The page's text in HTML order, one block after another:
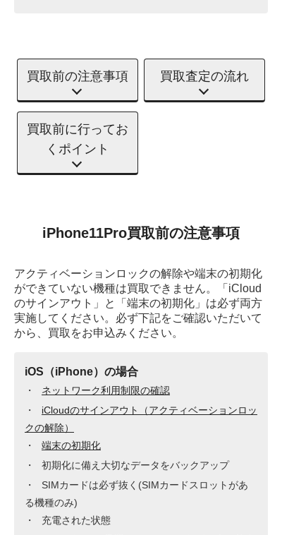
買取前の注意事項 買取査定の流れ
買取前に行ってお
くポイント
iPhone11Pro買取前の注意事項
アクティベーションロックの解除や端末の初期化
ができていない機種は買取できません。
「iCloud
のサインアウト」と「端末の初期化」は必ず両方
実施してください。 必ず下記をご確認いただいて
から、買取をお申込みください。
iOS（iPhone）の場合
ネットワーク利用制限の確認
iCloudのサインアウト（アクティベーションロッ
クの解除）
端末の初期化
初期化に備え大切なデータをバックアップ
SIMカードは必ず抜く(SIMカードスロットがあ
る機種のみ)
充電された状態